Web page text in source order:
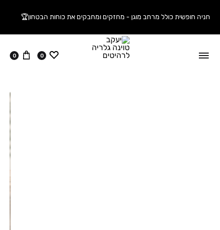
חניה חופשית כולל מרחב מוגן - מחזקים ומחבקים את כוחות הבטחון🏆
ווישליסט
0 עגלה
0